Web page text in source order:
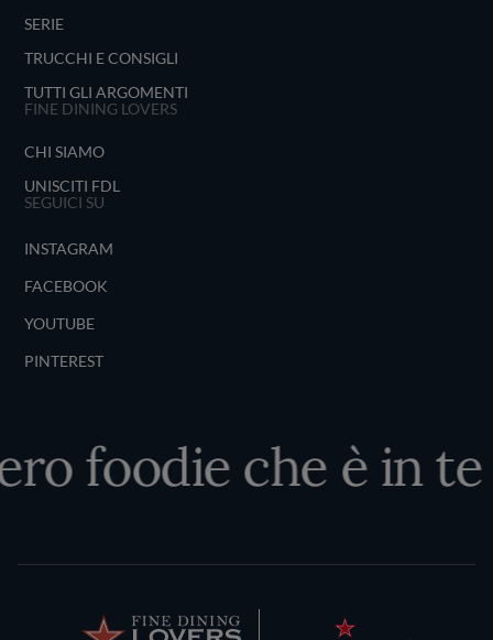
SERIE
TRUCCHI E CONSIGLI
TUTTI GLI ARGOMENTI
FINE DINING LOVERS
CHI SIAMO
UNISCITI FDL
SEGUICI SU
INSTAGRAM
FACEBOOK
YOUTUBE
PINTEREST
foodie che è in te